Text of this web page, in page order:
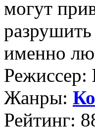
могут
именно
Режиссер:
Жанры:
Рейтинг: